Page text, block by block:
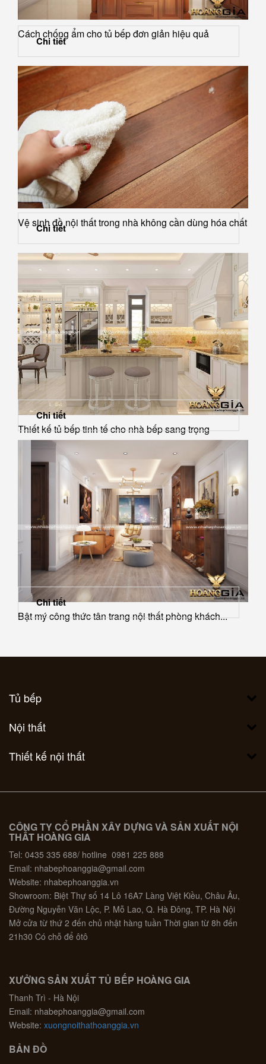
Cách chống ẩm cho tủ bếp đơn giản hiệu quả
Chi tiết
Vệ sinh đồ nội thất trong nhà không cần dùng hóa chất
Chi tiết
Thiết kế tủ bếp tinh tế cho nhà bếp sang trọng
Chi tiết
Bật mý công thức tân trang nội thất phòng khách...
Chi tiết
Tủ bếp
Nội thất
Thiết kế nội thất
CÔNG TY CỔ PHẦN XÂY DỰNG VÀ SẢN XUẤT NỘI
THẤT HOÀNG GIA
Tel: 0435 335 688/ hotline 0981 225 888
Email: nhabephoanggia@gmail.com
Website: nhabephoanggia.vn
Showroom: Biệt Thự số 14 Lô 16A7 Làng Việt Kiều, Châu Âu,
Đường Nguyễn Văn Lộc, P. Mỗ Lao, Q. Hà Đông, TP. Hà Nội
Mở cửa từ thứ 2 đến chủ nhật hàng tuần Thời gian từ 8h đến
21h30 Có chỗ để ôtô
XƯỞNG SẢN XUẤT TỦ BẾP HOÀNG GIA
Thanh Trì - Hà Nội
Email: nhabephoanggia@gmail.com
Website: xuongnoithathoanggia.vn
BẢN ĐỒ